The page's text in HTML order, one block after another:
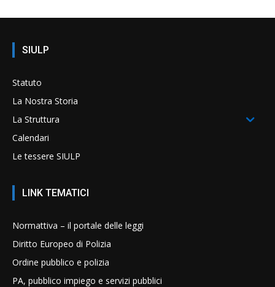
SIULP
Statuto
La Nostra Storia
La Struttura
Calendari
Le tessere SIULP
LINK TEMATICI
Normattiva – il portale delle leggi
Diritto Europeo di Polizia
Ordine pubblico e polizia
PA, pubblico impiego e servizi pubblici